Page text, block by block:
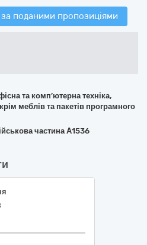
за поданими пропозиціями
та комп’ютерна техніка,
меблів та пакетів програмного
частина А1536